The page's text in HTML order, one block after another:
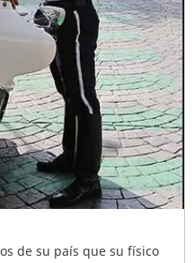
de su país que su físico